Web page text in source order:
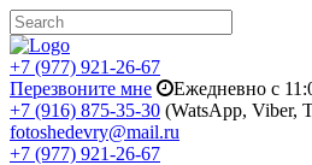
+7 (977) 921-26-67
Перезвоните мне
Ежедневно с
+7 (916) 875-35-30 (WatsApp, Viber,
fotoshedevry@mail.ru
+7 (977) 921-26-67